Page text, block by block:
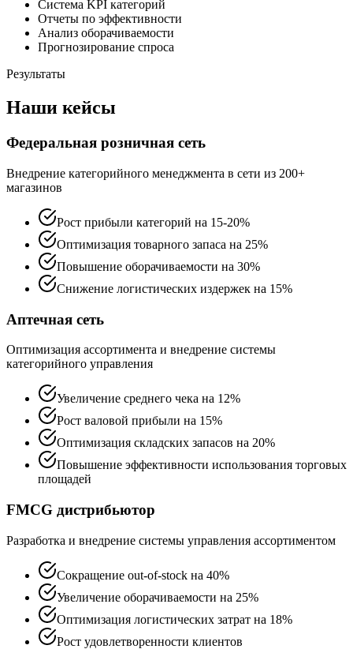
Система KPI категорий
Отчеты по эффективности
Анализ оборачиваемости
Прогнозирование спроса
Результаты
Наши кейсы
Федеральная розничная сеть
Внедрение категорийного менеджмента в сети из 200+
магазинов
Рост прибыли категорий на 15-20%
Оптимизация товарного запаса на 25%
Повышение оборачиваемости на 30%
Снижение логистических издержек на 15%
Аптечная сеть
Оптимизация ассортимента и внедрение системы
категорийного управления
Увеличение среднего чека на 12%
Рост валовой прибыли на 15%
Оптимизация складских запасов на 20%
Повышение эффективности использования торговых
площадей
FMCG дистрибьютор
Разработка и внедрение системы управления ассортиментом
Сокращение out-of-stock на 40%
Увеличение оборачиваемости на 25%
Оптимизация логистических затрат на 18%
Рост удовлетворенности клиентов